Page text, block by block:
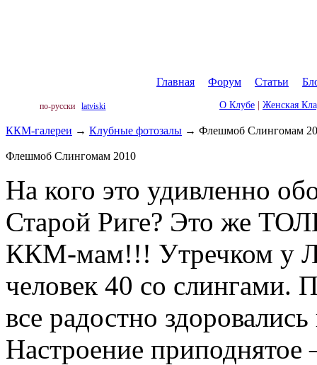
Главная Форум Статьи
по-русски latviski О Клубе Женская
ККМ-галереи → Клубные фотозалы → Флешмоб Слингомам
Флешмоб Слингомам 2010
На кого это удивленно
Старой Риге? Это же
ККМ-мам!!! Утречком у
человек 40 со слингами.
все радостно
Настроение